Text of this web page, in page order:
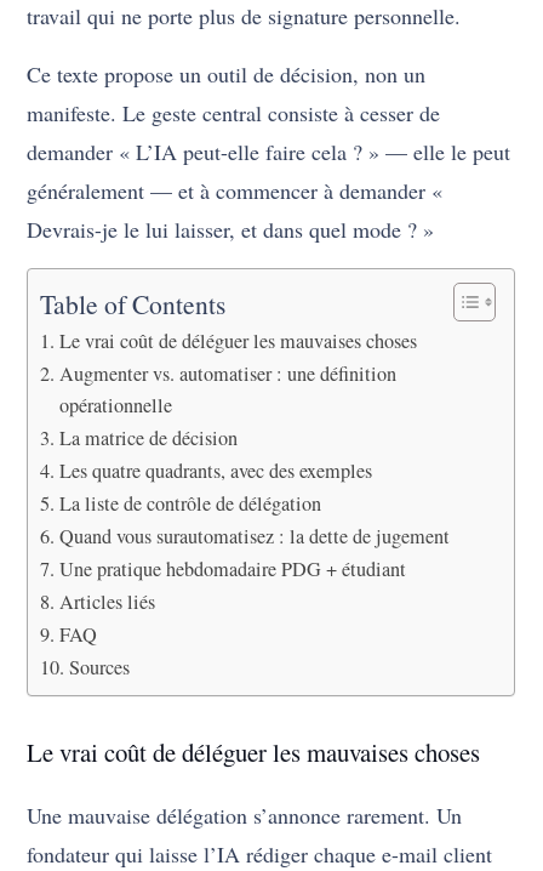
travail qui ne porte plus de signature personnelle.
Ce texte propose un outil de décision, non un
manifeste. Le geste central consiste à cesser de
demander « L’IA peut-elle faire cela ? » — elle le peut
généralement — et à commencer à demander «
Devrais-je le lui laisser, et dans quel mode ? »
Table of Contents
Le vrai coût de déléguer les mauvaises choses
Augmenter vs. automatiser : une définition
opérationnelle
La matrice de décision
Les quatre quadrants, avec des exemples
La liste de contrôle de délégation
Quand vous surautomatisez : la dette de jugement
Une pratique hebdomadaire PDG + étudiant
Articles liés
FAQ
Sources
Le vrai coût de déléguer les mauvaises choses
Une mauvaise délégation s’annonce rarement. Un
fondateur qui laisse l’IA rédiger chaque e-mail client